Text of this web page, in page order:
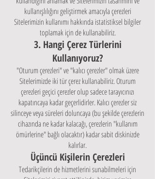
kullanışlılığını geliştirmek amacıyla çerezleri
Sitelerimizin kullanımı hakkında istatistiksel bilgiler
toplamak için de kullanabiliriz.
3. Hangi Çerez Türlerini
Kullanıyoruz?
"Oturum çerezleri" ve "kalıcı çerezler" olmak üzere
Sitelerimizde iki tür çerez kullanabiliriz. Oturum
çerezleri geçici çerezler olup sadece tarayıcınızı
kapatıncaya kadar geçerlidirler. Kalıcı çerezler siz
silinceye veya süreleri doluncaya (bu şekilde çerezlerin
cihazında ne kadar kalacağı, çerezlerin "kullanım
ömürlerine" bağlı olacaktır) kadar sabit diskinizde
kalırlar.
Üçüncü Kişilerin Çerezleri
Tedarikçilerin de hizmetlerini sunabilmeleri için